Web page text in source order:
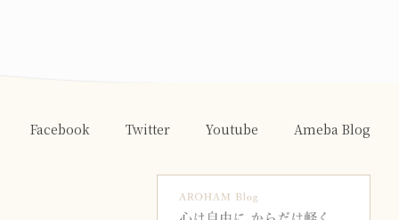
Facebook Twitter Youtube Ameba Blog